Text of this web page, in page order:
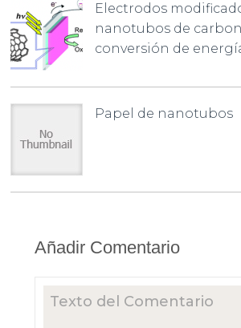
Electrodos
nanotubos de
conversión de
Papel de nanotubos
Añadir Comentario